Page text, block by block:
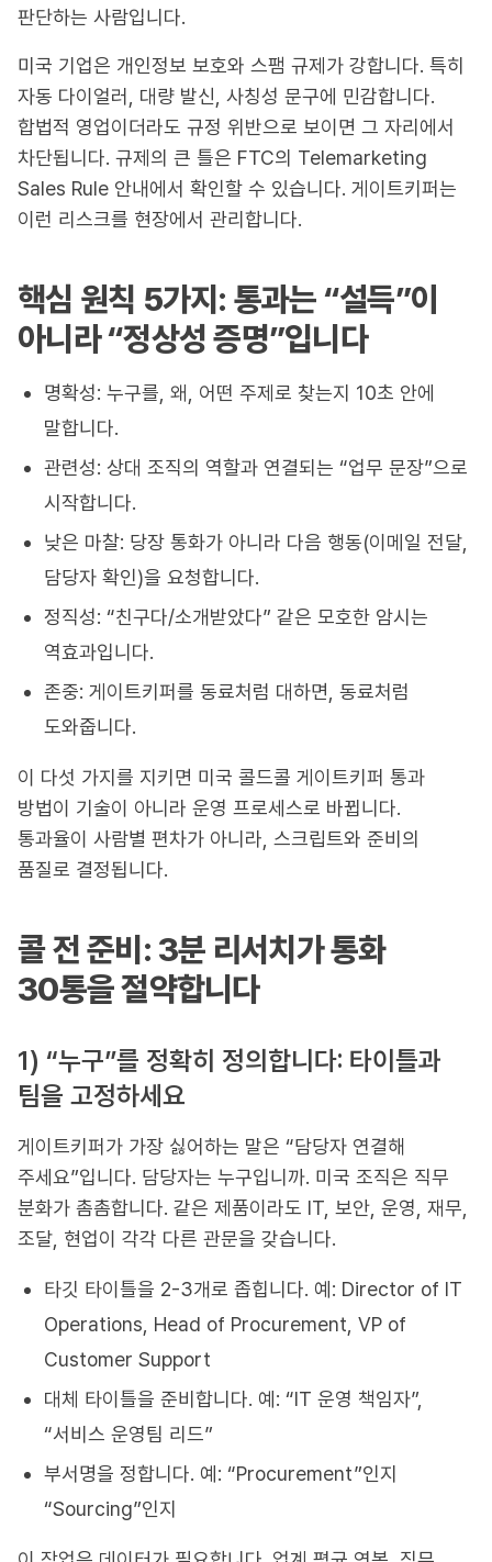
판단하는 사람입니다.
미국 기업은 개인정보 보호와 스팸 규제가 강합니다. 특히
자동 다이얼러, 대량 발신, 사칭성 문구에 민감합니다.
합법적 영업이더라도 규정 위반으로 보이면 그 자리에서
차단됩니다. 규제의 큰 틀은 FTC의 Telemarketing
Sales Rule 안내에서 확인할 수 있습니다. 게이트키퍼는
이런 리스크를 현장에서 관리합니다.
핵심 원칙 5가지: 통과는 “설득”이
아니라 “정상성 증명”입니다
명확성: 누구를, 왜, 어떤 주제로 찾는지 10초 안에
말합니다.
관련성: 상대 조직의 역할과 연결되는 “업무 문장”으로
시작합니다.
낮은 마찰: 당장 통화가 아니라 다음 행동(이메일 전달,
담당자 확인)을 요청합니다.
정직성: “친구다/소개받았다” 같은 모호한 암시는
역효과입니다.
존중: 게이트키퍼를 동료처럼 대하면, 동료처럼
도와줍니다.
이 다섯 가지를 지키면 미국 콜드콜 게이트키퍼 통과
방법이 기술이 아니라 운영 프로세스로 바뀝니다.
통과율이 사람별 편차가 아니라, 스크립트와 준비의
품질로 결정됩니다.
콜 전 준비: 3분 리서치가 통화
30통을 절약합니다
1) “누구”를 정확히 정의합니다: 타이틀과
팀을 고정하세요
게이트키퍼가 가장 싫어하는 말은 “담당자 연결해
주세요”입니다. 담당자는 누구입니까. 미국 조직은 직무
분화가 촘촘합니다. 같은 제품이라도 IT, 보안, 운영, 재무,
조달, 현업이 각각 다른 관문을 갖습니다.
타깃 타이틀을 2-3개로 좁힙니다. 예: Director of IT
Operations, Head of Procurement, VP of
Customer Support
대체 타이틀을 준비합니다. 예: “IT 운영 책임자”,
“서비스 운영팀 리드”
부서명을 정합니다. 예: “Procurement”인지
“Sourcing”인지